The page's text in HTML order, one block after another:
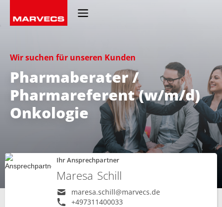
Wir suchen für unseren Kunden
Pharmaberater /
Pharmareferent (w/m/d)
Onkologie
Ihr Ansprechpartner
Maresa Schill
maresa.schill@marvecs.de
+497311400033